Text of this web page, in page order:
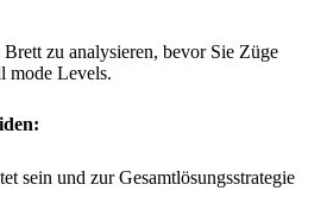
zu analysieren, bevor Sie Züge
mode Levels.
sein und zur Gesamtlösungsstrategie